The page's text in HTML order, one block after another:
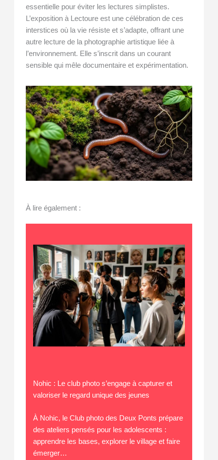
essentielle pour éviter les lectures simplistes.
L’exposition à Lectoure est une célébration de ces
interstices où la vie résiste et s’adapte, offrant une
autre lecture de la photographie artistique liée à
l’environnement. Elle s’inscrit dans un courant
sensible qui mêle documentaire et expérimentation.
À lire également :
Nohic : Le club photo s’engage à capturer et
valoriser le regard unique des jeunes
À Nohic, le Club photo des Deux Ponts prépare
des ateliers pensés pour les adolescents :
apprendre les bases, explorer le village et faire
émerger…